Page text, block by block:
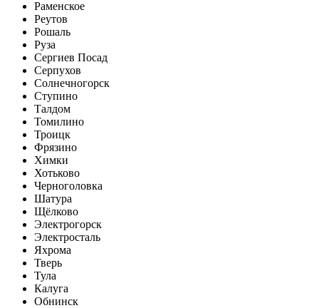
Раменское
Реутов
Рошаль
Руза
Сергиев Посад
Серпухов
Солнечногорск
Ступино
Талдом
Томилино
Троицк
Фрязино
Химки
Хотьково
Черноголовка
Шатура
Щёлково
Электрогорск
Электросталь
Яхрома
Тверь
Тула
Калуга
Обнинск